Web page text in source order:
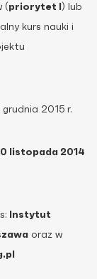
(priorytet I ) lub
kurs nauki i
2015 r.
listopada 2014
Instytut
oraz w